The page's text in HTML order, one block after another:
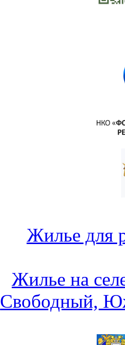
Жилье для
Жилье на
Свободный,